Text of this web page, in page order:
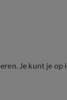
Je kunt je op